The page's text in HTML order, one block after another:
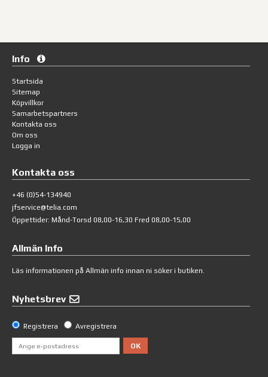
Info
Startsida
Sitemap
Köpvillkor
Samarbetspartners
Kontakta oss
Om oss
Logga in
Kontakta oss
+46 (0)54-134940
jfservice@telia.com
Öppettider: Månd-Torsd 08,00-16,30 Fred 08,00-15,00
Allmän Info
Läs informationen på Allmän info innan ni söker i butiken.
Nyhetsbrev
Registrera Avregistrera
OK